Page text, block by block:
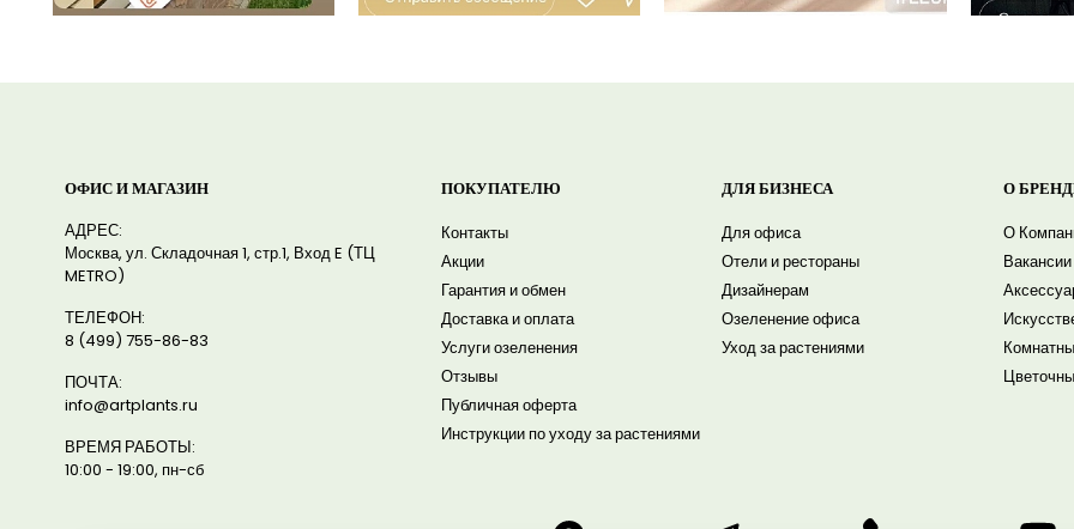
ОФИС И МАГАЗИН
АДРЕС:
Москва, ул. Складочная 1, стр.1, Вход E (ТЦ
METRO)
ТЕЛЕФОН:
8 (499) 755-86-83
ПОЧТА:
info@artplants.ru
ВРЕМЯ РАБОТЫ:
10:00 - 19:00, пн-сб
ПОКУПАТЕЛЮ
Контакты
Акции
Гарантия и обмен
Доставка и оплата
Услуги озеленения
Отзывы
Публичная оферта
Инструкции по уходу за растениями
ДЛЯ БИЗНЕСА
Для офиса
Отели и рестораны
Дизайнерам
Озеленение офиса
Уход за растениями
О
О
Вакансии